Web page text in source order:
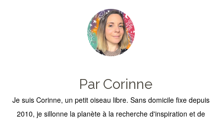
Par Corinne
Je suis Corinne, un petit oiseau libre. Sans domicile fixe depuis
2010, je sillonne la planète à la recherche d'inspiration et de